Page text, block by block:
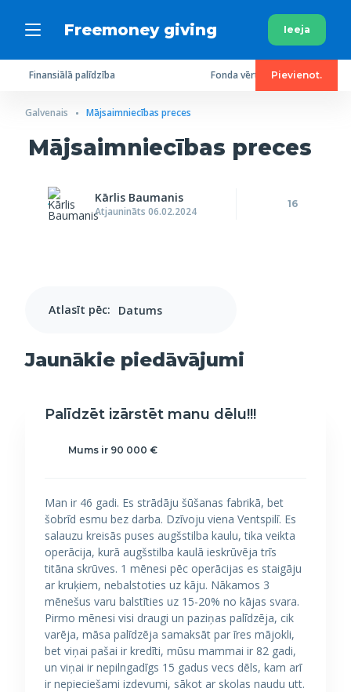
Freemoney giving Ieeja
Finansiālā palīdzība Fonda vērtējumsPievienot.
Galvenais Mājsaimniecības preces
Mājsaimniecības preces
Kārlis Baumanis
Atjaunināts 06.02.2024
16
Atlasīt pēc:
Jaunākie piedāvājumi
Palīdzēt izārstēt manu dēlu!!!
Mums ir 90 000 €
Man ir 46 gadi. Es strādāju šūšanas fabrikā, bet
šobrīd esmu bez darba. Dzīvoju viena Ventspilī. Es
salauzu kreisās puses augšstilba kaulu, tika veikta
operācija, kurā augšstilba kaulā ieskrūvēja trīs
titāna skrūves. 1 mēnesi pēc operācijas es staigāju
ar kruķiem, nebalstoties uz kāju. Nākamos 3
mēnešus varu balstīties uz 15-20% no kājas svara.
Pirmo mēnesi visi draugi un paziņas palīdzēja, cik
varēja, māsa palīdzēja samaksāt par īres mājokli,
bet viņai pašai ir kredīti, mūsu mammai ir 82 gadi,
un viņai ir nepilngadīgs 15 gadus vecs dēls, kam arī
ir nepieciešami izdevumi, sākot ar skolas naudu utt.